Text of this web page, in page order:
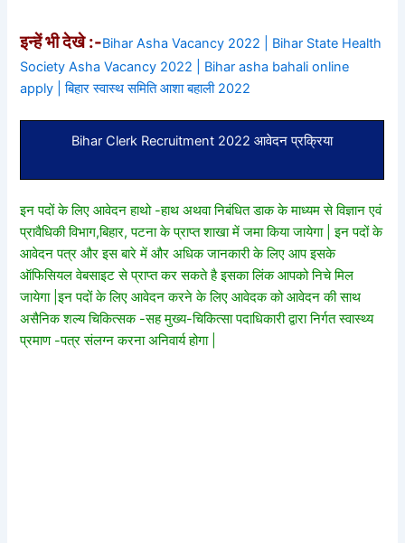
इन्हें भी देखे :-Bihar Asha Vacancy 2022 | Bihar State Health
Society Asha Vacancy 2022 | Bihar asha bahali online
apply | बिहार स्वास्थ समिति आशा बहाली 2022
Bihar Clerk Recruitment 2022 आवेदन प्रक्रिया
इन पदों के लिए आवेदन हाथो -हाथ अथवा निबंधित डाक के माध्यम से विज्ञान एवं
प्रावैधिकी विभाग,बिहार, पटना के प्राप्त शाखा में जमा किया जायेगा | इन पदों के
आवेदन पत्र और इस बारे में और अधिक जानकारी के लिए आप इसके
ऑफिसियल वेबसाइट से प्राप्त कर सकते है इसका लिंक आपको निचे मिल
जायेगा |इन पदों के लिए आवेदन करने के लिए आवेदक को आवेदन की साथ
असैनिक शल्य चिकित्सक -सह मुख्य-चिकित्सा पदाधिकारी द्वारा निर्गत स्वास्थ्य
प्रमाण -पत्र संलग्न करना अनिवार्य होगा |